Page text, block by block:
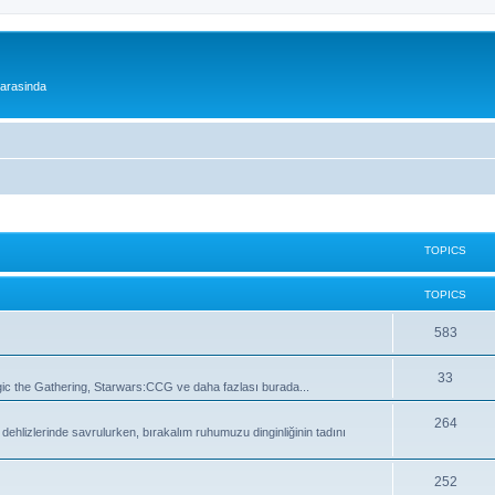
TOPICS
TOPICS
583T
o
s
the Gathering, Starwars:CCG ve daha fazlası burada...
33
o
i
savrulurken, bırakalım ruhumuzu dinginliğinin tadını
264T
p
252T